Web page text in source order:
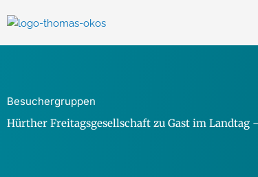
Inhalt
Besuchergruppen
Hürther Freitagsgesellschaft zu Gast im Landtag